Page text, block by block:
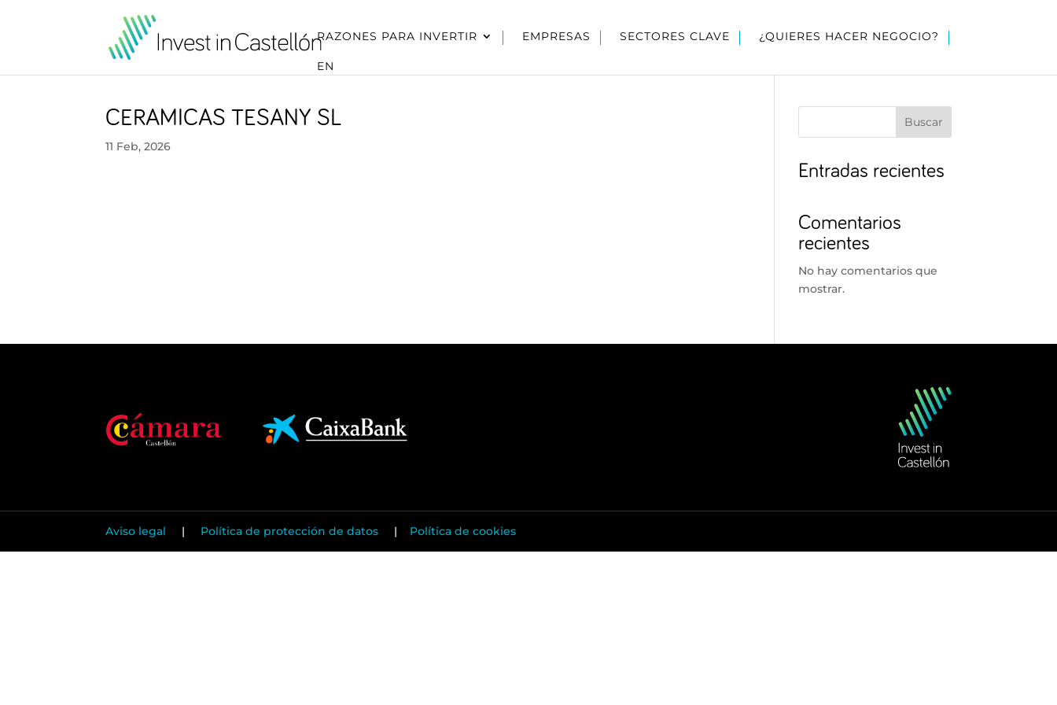
RAZONES PARA INVERTIR EMPRESAS SECTORES CLAVE ¿QUIERES HACER NEGOCIO?
EN
CERAMICAS TESANY SL
11 Feb, 2026
Buscar
Entradas recientes
Comentarios
recientes
No hay comentarios que
mostrar.
Aviso legal | Política de protección de datos | Política de cookies